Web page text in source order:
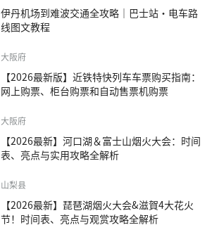
伊丹机场到难波交通全攻略｜巴士站・电车路
线图文教程
大阪府
【2026最新版】近铁特快列车车票购买指南：
网上购票、柜台购票和自动售票机购票
大阪府
【2026最新】河口湖＆富士山烟火大会：时间
表、亮点与实用攻略全解析
山梨县
【2026最新】琵琶湖烟火大会&滋賀4大花火
节！时间表、亮点与观赏攻略全解析